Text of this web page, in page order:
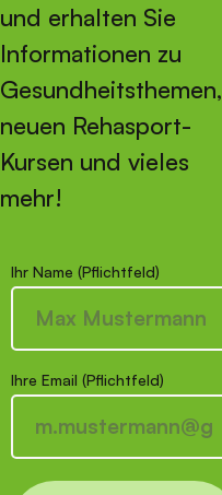
und erhalten Sie
Informationen zu
Gesundheitsthemen,
neuen Rehasport-
Kursen und vieles
mehr!
Ihr Name (Pflichtfeld)
Ihre Email (Pflichtfeld)